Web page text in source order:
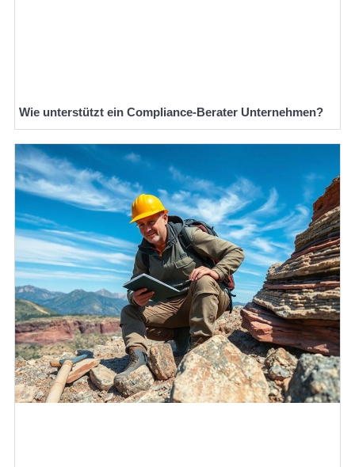
Wie unterstützt ein Compliance-Berater Unternehmen?